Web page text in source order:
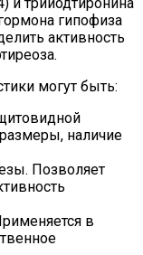
гипофиза
активность
могут быть:
наличие
Позволяет
в